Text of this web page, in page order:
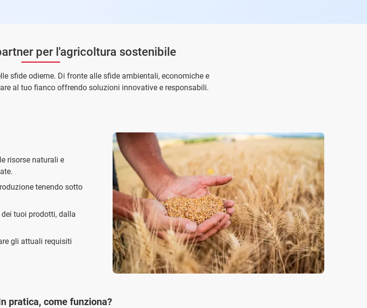
per l'agricoltura sostenibile
sfide odierne. Di fronte alle sfide ambientali, economiche e
al tuo fianco offrendo soluzioni innovative e responsabili.
risorse naturali e
tenendo sotto
tuoi prodotti, dalla
gli attuali requisiti
pratica, come funziona?